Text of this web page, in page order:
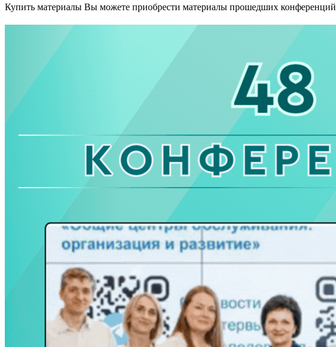
Купить материалы Вы можете приобрести материалы прошедших конференций